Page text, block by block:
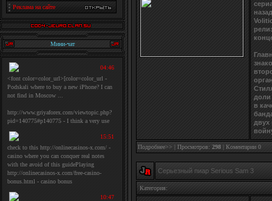
Реклама на сайте
Мини-чат
доли
в
двух
Подробнее>> | Просмотров: 298 Коментарии 0
Серьезный пиар Serious Sam 3
Категория: